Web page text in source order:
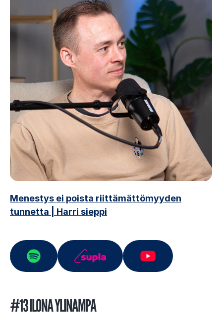
Menestys ei poista riittämättömyyden
tunnetta | Harri sieppi
#13 ILONA YLINAMPA